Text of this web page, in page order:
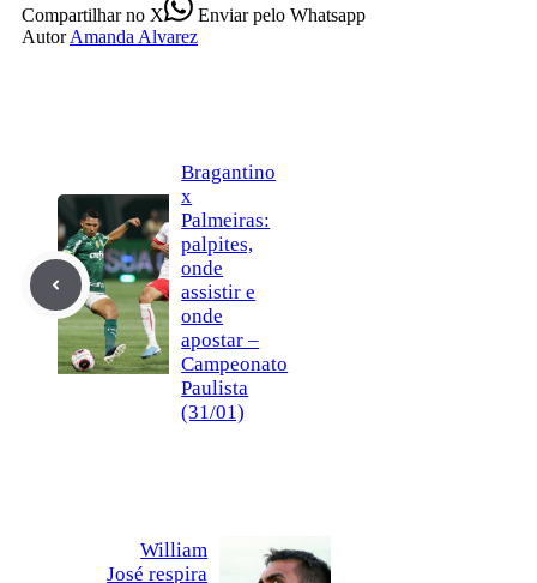
Compartilharno X Enviarpelo Whatsapp
Autor Amanda Alvarez
Bragantino
x
Palmeiras:
palpites,
onde
assistir e
onde
apostar –
Campeonato
Paulista
(31/01)
William
José respira